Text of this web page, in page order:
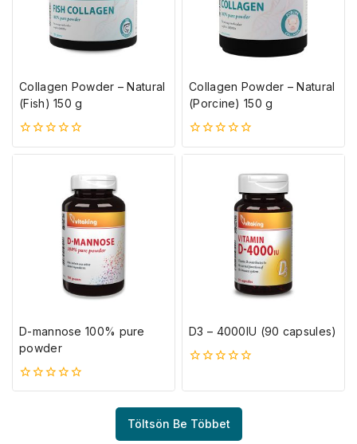
Collagen Powder – Natural
(Fish) 150 g
0
5-
Collagen Powder – Natural
(Porcine) 150 g
0
5-
D-mannose 100% pure
powder
0
D3 – 4000IU (90 capsules)
Töltsön Be Többet